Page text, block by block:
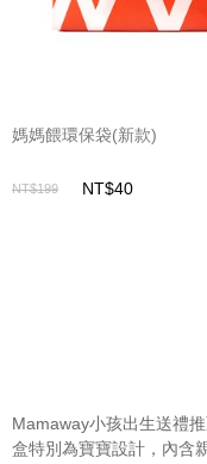
媽媽餵環保袋(新款)
NT$199 NT$40
Mamaway小孩出生送禮
盒特別為寶寶設計，內含